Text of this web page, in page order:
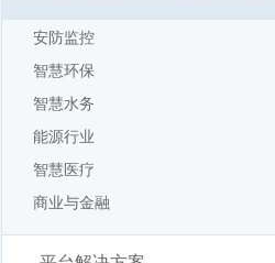
安防监控
智慧环保
智慧水务
能源行业
智慧医疗
商业与金融